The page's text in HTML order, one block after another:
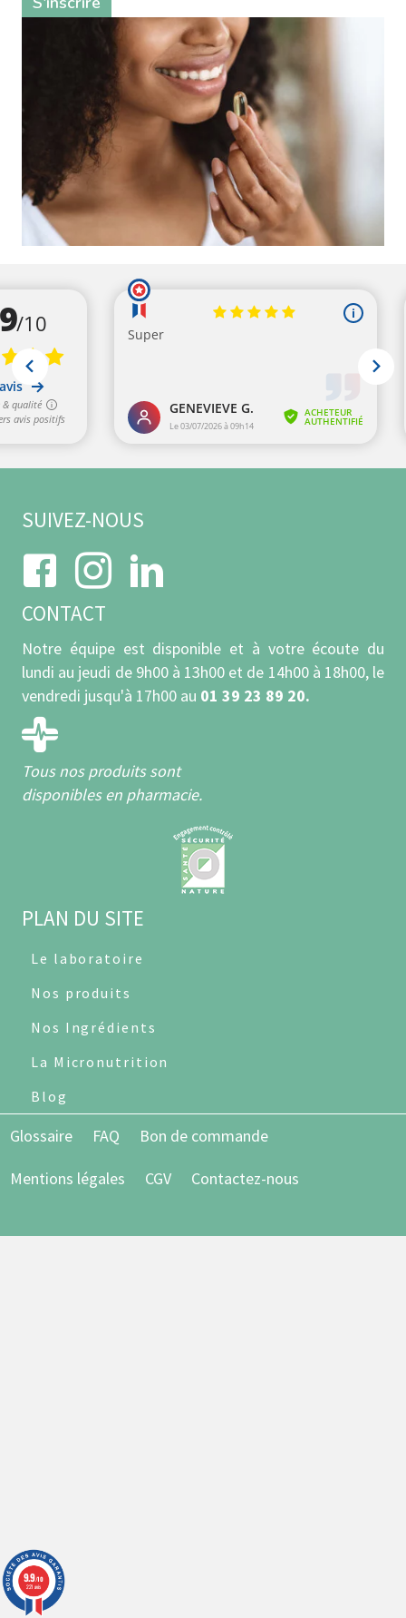
SUIVEZ-NOUS
CONTACT
Notre équipe est disponible et à votre écoute du
lundi au jeudi de 9h00 à 13h00 et de 14h00 à 18h00, le
vendredi jusqu'à 17h00 au 01 39 23 89 20.
Tous nos produits sont
disponibles en pharmacie.
PLAN DU SITE
Le laboratoire
Nos produits
Nos Ingrédients
La Micronutrition
Blog
Glossaire FAQ Bon de commande
Mentions légales CGV Contactez-nous
9.9/10
221 avis